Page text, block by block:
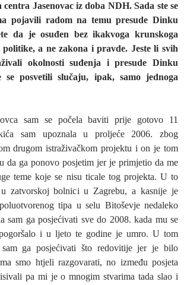
Jasenovac iz doba NDH. Sada ste se
pojavili radom na temu presude Dinku
da je osuđen bez ikakvoga krunskoga
a ne zakona i pravde. Jeste li svih
okolnosti suđenja i presude Dinku
se posvetili slučaju, ipak, samo jednoga
sam se počela baviti prije gotovo 11
sam upoznala u proljeće 2006. zbog
drugom istraživačkom projektu i on je tom
da ga ponovo posjetim jer je primjetio da me
teme koje se nisu ticale tog projekta. U to
zatvorskoj bolnici u Zagrebu, a kasnije je
tipa u selu Bitoševje nedaleko
sam ga posjećivati sve do 2008. kada mu se
i u ljeto te godine je umro. U tom
sam ga posjećivati što redovitije jer je bilo
smo htjeli razgovarati, no između posjeta
pa mi je o mnogim stvarima tada slao i